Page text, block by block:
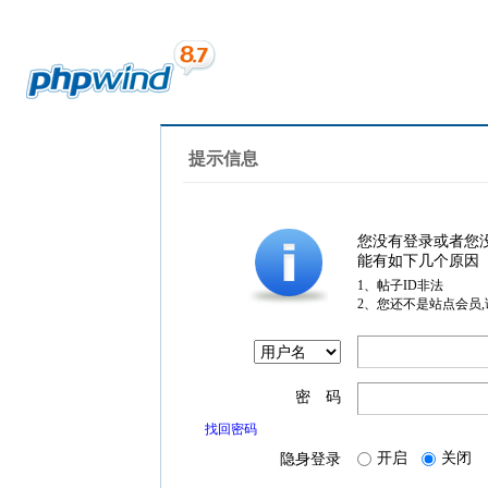
提示信息
您没有登录或者您
能有如下几个原因
1、帖子ID非法
2、您还不是站点会员
密 码
找回密码
隐身登录 开启 关闭